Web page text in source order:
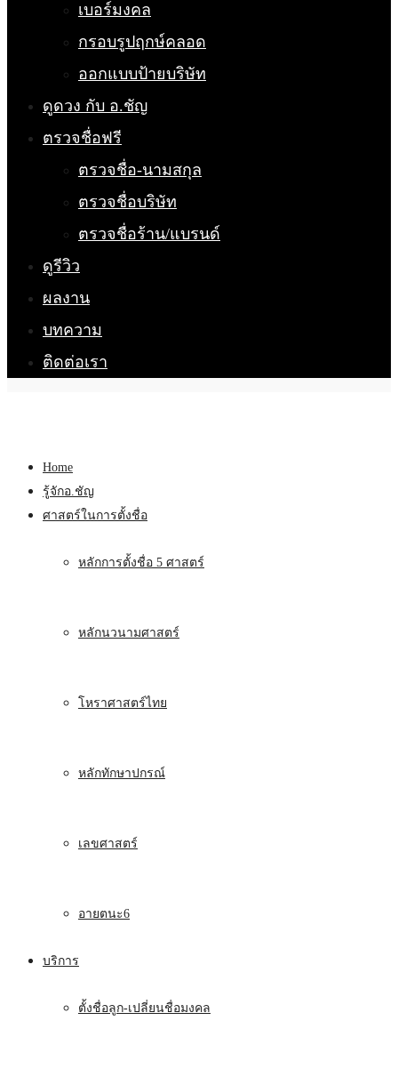
เบอร์มงคล
กรอบรูปฤกษ์คลอด
ออกแบบป้ายบริษัท
ดูดวง กับ อ.ชัญ
ตรวจชื่อฟรี
ตรวจชื่อ-นามสกุล
ตรวจชื่อบริษัท
ตรวจชื่อร้าน/แบรนด์
ดูรีวิว
ผลงาน
บทความ
ติดต่อเรา
Home
รู้จักอ.ชัญ
ศาสตร์ในการตั้งชื่อ
หลักการตั้งชื่อ 5 ศาสตร์
หลักนวนามศาสตร์
โหราศาสตร์ไทย
หลักทักษาปกรณ์
เลขศาสตร์
อายตนะ6
บริการ
ตั้งชื่อลูก-เปลี่ยนชื่อมงคล